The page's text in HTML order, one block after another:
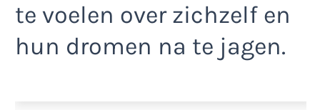
te voelen over zichzelf en
hun dromen na te jagen.